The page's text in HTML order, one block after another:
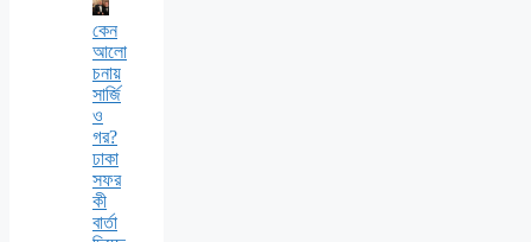
কেন
আলো
চনায়
সার্জি
ও
গর?
ঢাকা
সফর
কী
বার্তা